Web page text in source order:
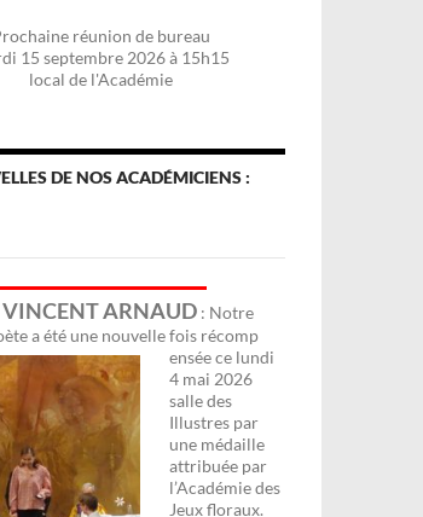
réunion de bureau
15 septembre 2026 à 15h15
local de l'Académie
DE NOS ACADÉMICIENS :
ARNAUD : Notre
a été une nouvelle fois récomp
ensée ce lundi
4 mai 2026
salle des
Illustres par
une médaille
attribuée par
l’Académie des
Jeux floraux.